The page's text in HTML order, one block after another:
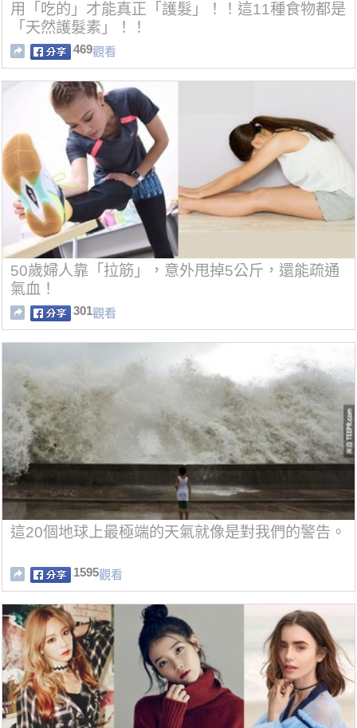
用「吃的」才能真正「護髮」！！這11種食物都是
「天然護髮素」！！
469觀看
50歲婦人靠「拉筋」，意外甩掉5公斤，還能疏通
氣血！
301觀看
這20個地球上最極端的天氣就像是對我們的警告。
1595觀看